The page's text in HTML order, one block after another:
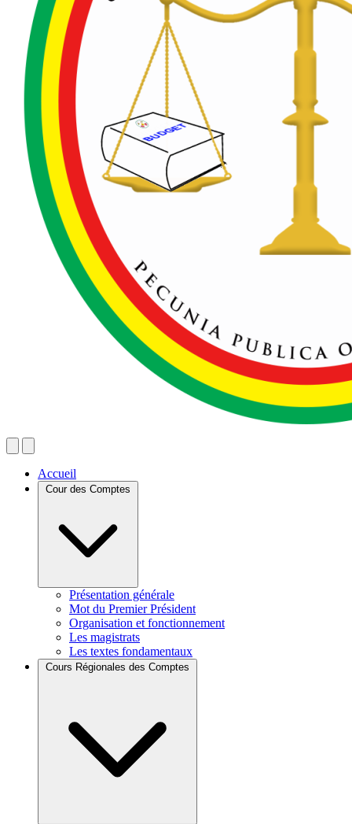
Accueil
Présentation générale
Mot du Premier Président
Organisation et fonctionnement
Les magistrats
Les textes fondamentaux